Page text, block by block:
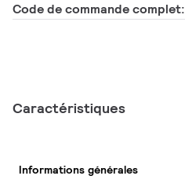
Code de commande complet:
Caractéristiques
Informations générales